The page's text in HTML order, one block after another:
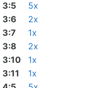
3:5
5x
3:6
2x
3:7
1x
3:8
2x
3:10
1x
3:11
1x